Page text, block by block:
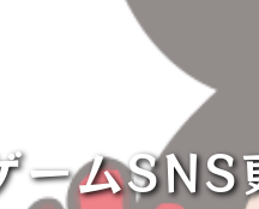
ムSNS